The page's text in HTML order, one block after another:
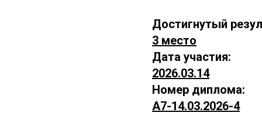
Достигнутый
3 место
Дата участия:
2026.03.14
Номер диплома:
А7-14.03.2026-4